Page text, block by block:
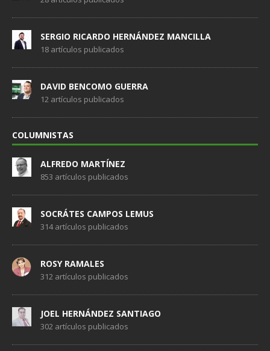
SERGIO RICARDO HERNÁNDEZ MANCILLA
18 artículos publicados
DAVID BENCOMO GUERRA
12 artículos publicados
COLUMNISTAS
ALFREDO MARTÍNEZ
853 artículos publicados
SOCRÁTES CAMPOS LEMUS
314 artículos publicados
ROSY RAMALES
312 artículos publicados
JOEL HERNÁNDEZ SANTIAGO
302 artículos publicados